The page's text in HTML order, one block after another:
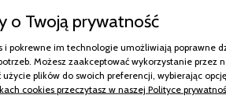
OEKO-TEX, potwierdzający
testy laboratoryjne
substancji,które mogą
są wolne od formaldehydów,
alergie.
o Twoją prywatność
i pokrewne im technologie umożliwiają poprawne
Możesz zaakceptować wykorzystanie przez
użycie plików do swoich preferencji, wybierając
cookies przeczytasz w naszej Polityce